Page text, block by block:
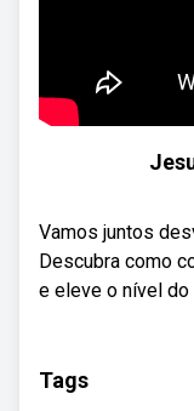
Vamos juntos
Descubra como
e eleve o nível do
Tags